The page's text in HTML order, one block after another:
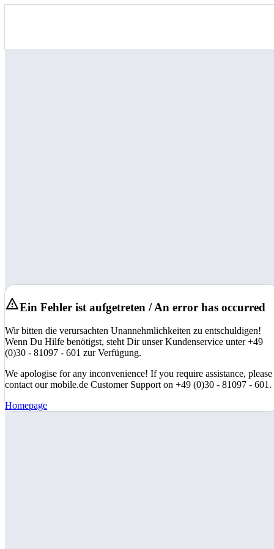
Ein Fehler ist aufgetreten / An error has occurred
Wir bitten die verursachten Unannehmlichkeiten zu entschuldigen!
Wenn Du Hilfe benötigst, steht Dir unser Kundenservice unter +49
(0)30 - 81097 - 601 zur Verfügung.
We apologise for any inconvenience! If you require assistance, please
contact our mobile.de Customer Support on +49 (0)30 - 81097 - 601.
Homepage